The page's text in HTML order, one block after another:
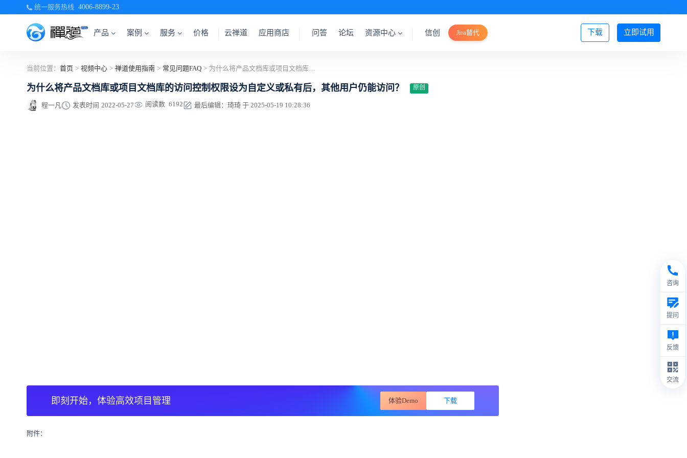
统一服务热线 4006-8899-23
产品 案例 服务 价格 立即试用
下载
云禅道 应用商店 问答 论坛 资源中心 信创 Jira替代 登录/注册
当前位置： 首页 > 视频中心 > 禅道使用指南 > 常见问题FAQ > 为什么将产品文档库或项目文档库的访问控制权限设为自定义或私有后，其他用户仍能访问？
为什么将产品文档库或项目文档库的访问控制权限设为自定义或私有后，其他用户仍能访问？ 原创
程一凡 发表时间 2022-05-27 阅读数 6192 最后编辑：琦琦 于 2025-05-19 10:28:36
即刻开始，体验高效项目管理 体验Demo 下载
附件：
咨询
提问
反馈
交流